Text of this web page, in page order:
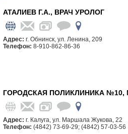
АТАЛИЕВ Г.А., ВРАЧ УРОЛОГ
Адрес: г. Обнинск, ул. Ленина, 209
Телефон: 8-910-862-86-36
ГОРОДСКАЯ ПОЛИКЛИНИКА №10,
Адрес: г. Калуга, ул. Маршала Жукова, 22
Телефон: (4842) 73-69-29; (4842) 57-03-56